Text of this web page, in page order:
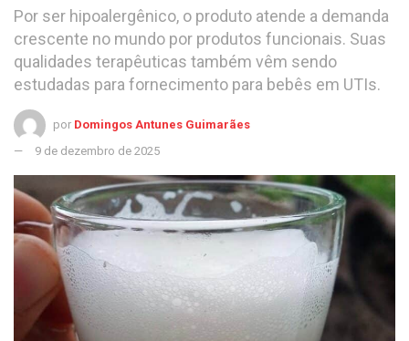
Por ser hipoalergênico, o produto atende a demanda
crescente no mundo por produtos funcionais. Suas
qualidades terapêuticas também vêm sendo
estudadas para fornecimento para bebês em UTIs.
por Domingos Antunes Guimarães
9 de dezembro de 2025